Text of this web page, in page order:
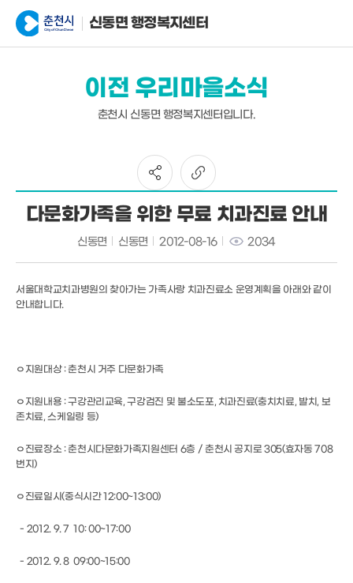
신동면 행정복지센터
이전 우리마을소식
춘천시 신동면 행정복지센터입니다.
다문화가족을 위한 무료 치과진료 안내
신동면 신동면 2012-08-16 2034
서울대학교치과병원의 찾아가는 가족사랑 치과진료소 운영계획을 아래와 같이
안내합니다.
ㅇ지원대상 : 춘천시 거주 다문화가족
ㅇ지원내용 : 구강관리교육, 구강검진 및 불소도포, 치과진료(충치치료, 발치, 보
존치료, 스케일링 등)
ㅇ진료장소 : 춘천시다문화가족지원센터 6층 / 춘천시 공지로 305(효자동 708
번지)
ㅇ진료일시(중식시간 12:00~13:00)
- 2012. 9. 7 10: 00~17:00
- 2012. 9. 8 09:00~15:00